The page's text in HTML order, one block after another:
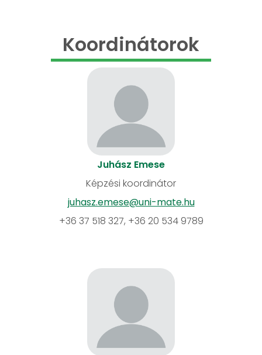
Koordinátorok
Juhász Emese
Képzési koordinátor
juhasz.emese@uni-mate.hu
+36 37 518 327, +36 20 534 9789